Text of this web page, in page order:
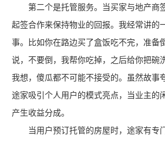
第二个是托管服务。当买家与地产商
起签合作来保持物业的回报。我经常讲的
事。比如你在路边买了盒饭吃不完，准备
说，不要倒，我帮你吃掉，之后给你把碗
我想，傻瓜都不可能不接受的。虽然故事
途家吸引个人用户的模式亮点，当业主的
产生收益分成。
当用户预订托管的房屋时，途家有专